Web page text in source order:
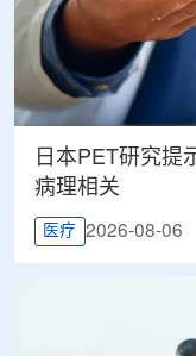
日本PET研究提
病理相关
医疗 2026-08-06